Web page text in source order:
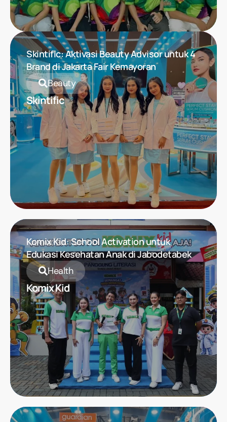
Skintific: Aktivasi Beauty Advisor untuk 4
Brand di Jakarta Fair Kemayoran
Beauty
Skintific
Komix Kid: School Activation untuk
Edukasi Kesehatan Anak di Jabodetabek
Health
Komix Kid